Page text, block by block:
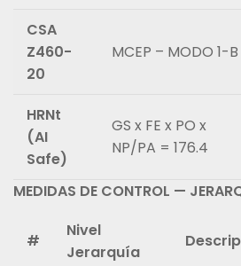
CSA
Z460-
20
MCEP – MODO 1-B
HRNt
(AI
Safe)
GS x FE x PO x
NP/PA = 176.4
MEDIDAS DE CONTROL —
#
Nivel
Jerarquía